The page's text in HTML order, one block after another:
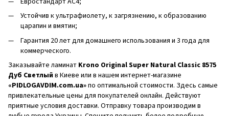
Устойчив к ультрафиолету, к загрязнению, к образованию
царапин и вмятин;
Гарантия 20 лет для домашнего использования и 3 года для
коммерческого.
Заказывайте ламинат Krono Original Super Natural Classic 8575
Дуб Светлыйв Киеве или в нашем интернет-магазине
«PIDLOGAVDIM.com.ua»по оптимальной стоимости. Здесь самые
привлекательные цены для покупателей онлайн. Действуют
приятные условия доставки. Отправку товара производим в